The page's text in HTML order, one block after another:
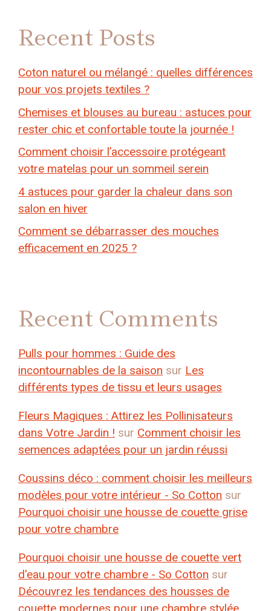
Recent Posts
Coton naturel ou mélangé : quelles différences
pour vos projets textiles ?
Chemises et blouses au bureau : astuces pour
rester chic et confortable toute la journée !
Comment choisir l’accessoire protégeant
votre matelas pour un sommeil serein
4 astuces pour garder la chaleur dans son
salon en hiver
Comment se débarrasser des mouches
efficacement en 2025 ?
Recent Comments
Pulls pour hommes : Guide des
incontournables de la saison sur Les
différents types de tissu et leurs usages
Fleurs Magiques : Attirez les Pollinisateurs
dans Votre Jardin ! sur Comment choisir les
semences adaptées pour un jardin réussi
Coussins déco : comment choisir les meilleurs
modèles pour votre intérieur - So Cotton sur
Pourquoi choisir une housse de couette grise
pour votre chambre
Pourquoi choisir une housse de couette vert
d'eau pour votre chambre - So Cotton sur
Découvrez les tendances des housses de